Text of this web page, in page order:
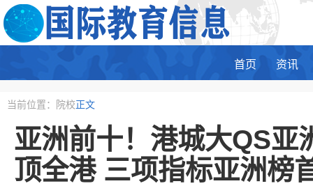
首页 资讯
当前位置：院校正文
亚洲前十！港城大QS亚
顶全港 三项指标亚洲榜